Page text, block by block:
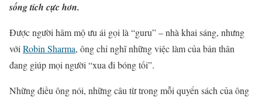
sống tích cực hơn.
Được người hâm mộ ưu ái gọi là “guru” – nhà khai sáng, nhưng
với Robin Sharma, ông chỉ nghĩ những việc làm của bản thân
đang giúp mọi người “xua đi bóng tối”.
Những điều ông nói, những câu từ trong mỗi quyển sách của ông